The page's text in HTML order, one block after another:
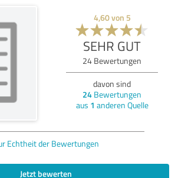
4,60von 5
SEHR GUT
24 Bewertungen
davon sind
24 Bewertungen
aus 1 anderen Quelle
Echtheit der Bewertungen
Jetzt bewerten